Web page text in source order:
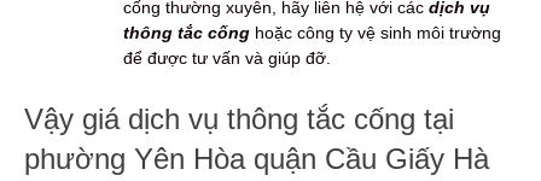
cống thường xuyên, hãy liên hệ với các dịch vụ
thông tắc cống hoặc công ty vệ sinh môi trường
để được tư vấn và giúp đỡ.
Vậy giá dịch vụ thông tắc cống tại
phường Yên Hòa quận Cầu Giấy Hà